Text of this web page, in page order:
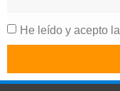
He leído y acepto la